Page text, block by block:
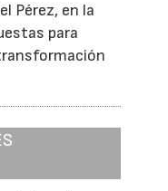
Pérez, en la
para